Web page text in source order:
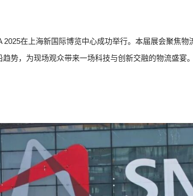
在上海新国际博览中心成功举行。本届展会聚焦
势，为现场观众带来一场科技与创新交融的物流盛宴。